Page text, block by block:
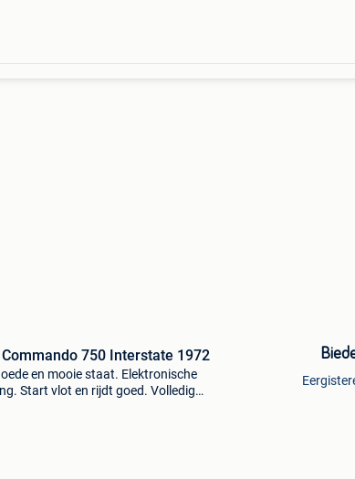
750 Interstate 1972
en mooie staat. Elektronische
Start vlot en rijdt goed. Volledig